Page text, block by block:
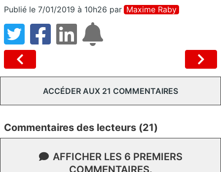
Publié le 7/01/2019 à 10h26 par Maxime Raby
ACCÉDER AUX 21 COMMENTAIRES
Commentaires des lecteurs (21)
AFFICHER LES 6 PREMIERS
COMMENTAIRES.